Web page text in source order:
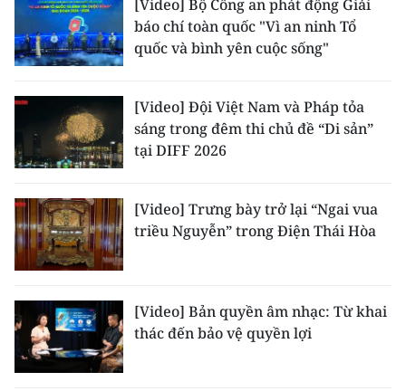
ENGLISH
中文
FRANÇAIS
РУССКИЙ
한국어
[Video] Bộ Công an phát động Giải
báo chí toàn quốc "Vì an ninh Tổ
quốc và bình yên cuộc sống"
[Video] Đội Việt Nam và Pháp tỏa
sáng trong đêm thi chủ đề “Di sản”
tại DIFF 2026
[Video] Trưng bày trở lại “Ngai vua
triều Nguyễn” trong Điện Thái Hòa
[Video] Bản quyền âm nhạc: Từ khai
thác đến bảo vệ quyền lợi